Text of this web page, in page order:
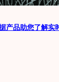
产品助您了解实